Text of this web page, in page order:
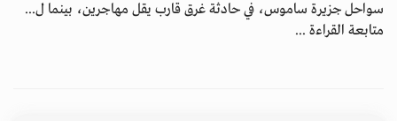
سواحل جزيرة ساموس، في حادثة غرق قارب يقل مهاجرين، بينما ل...
متابعة القراءة ...